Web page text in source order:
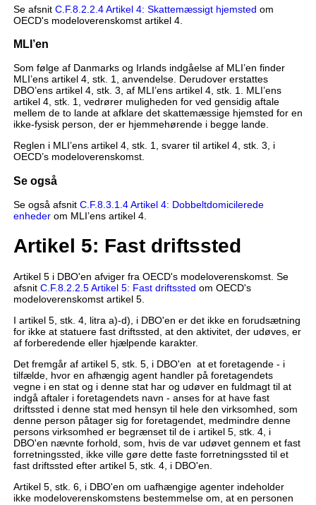
Se afsnit C.F.8.2.2.4 Artikel 4: Skattemæssigt hjemsted om
OECD's modeloverenskomst artikel 4.
MLI’en
Som følge af Danmarks og Irlands indgåelse af MLI’en finder
MLI’ens artikel 4, stk. 1, anvendelse. Derudover erstattes
DBO’ens artikel 4, stk. 3, af MLI’ens artikel 4, stk. 1. MLI’ens
artikel 4, stk. 1, vedrører muligheden for ved gensidig aftale
mellem de to lande at afklare det skattemæssige hjemsted for en
ikke-fysisk person, der er hjemmehørende i begge lande.
Reglen i MLI’ens artikel 4, stk. 1, svarer til artikel 4, stk. 3, i
OECD’s modeloverenskomst.
Se også
Se også afsnit C.F.8.3.1.4 Artikel 4: Dobbeltdomicilerede
enhederom MLI’ens artikel 4.
Artikel 5: Fast driftssted
Artikel 5 i DBO'en afviger fra OECD's modeloverenskomst. Se
afsnit C.F.8.2.2.5 Artikel 5: Fast driftssted om OECD's
modeloverenskomst artikel 5.
I artikel 5, stk. 4, litra a)-d), i DBO'en er det ikke en forudsætning
for ikke at statuere fast driftssted, at den aktivitet, der udøves, er
af forberedende eller hjælpende karakter.
Det fremgår af artikel 5, stk. 5, i DBO'en at et foretagende - i
tilfælde, hvor en afhængig agent handler på foretagendets
vegne i en stat og i denne stat har og udøver en fuldmagt til at
indgå aftaler i foretagendets navn - anses for at have fast
driftssted i denne stat med hensyn til hele den virksomhed, som
denne person påtager sig for foretagendet, medmindre denne
persons virksomhed er begrænset til de i artikel 5, stk. 4, i
DBO'en nævnte forhold, som, hvis de var udøvet gennem et fast
forretningssted, ikke ville gøre dette faste forretningssted til et
fast driftssted efter artikel 5, stk. 4, i DBO'en.
Artikel 5, stk. 6, i DBO'en om uafhængige agenter indeholder
ikke modeloverenskomstens bestemmelse om, at en personen